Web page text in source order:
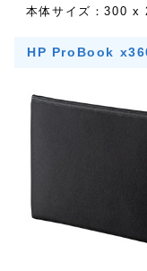
本体サイズ：300
HP ProBook